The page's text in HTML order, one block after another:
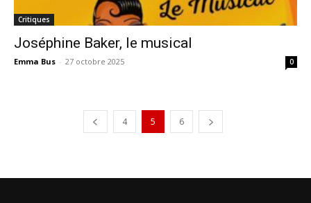
Critiques
Joséphine Baker, le musical
Emma Bus - 27 octobre 2025 0
4 5 6